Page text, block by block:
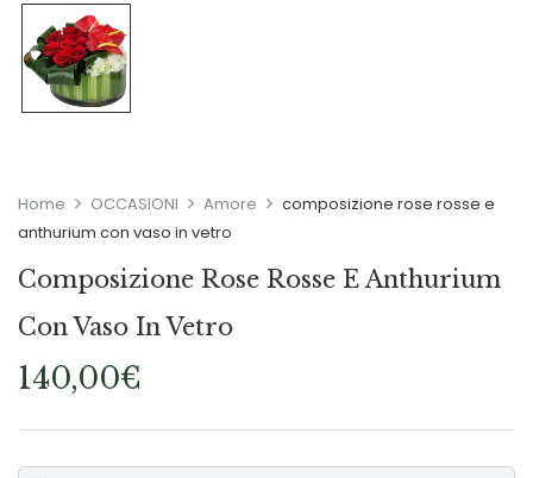
Home OCCASIONI Amore
composizione rose rosse e
anthurium con vaso in vetro
Composizione Rose Rosse E Anthurium
Con Vaso In Vetro
140,00€